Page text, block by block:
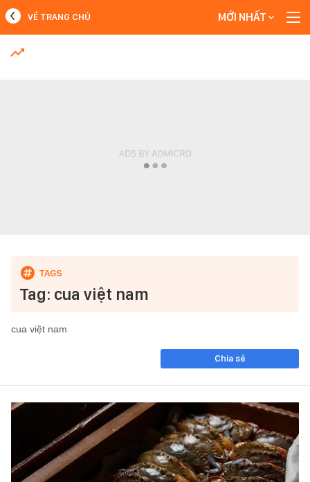
MỚI NHẤT
VỀ TRANG CHỦ MỚI NHẤT
Tag: cua việt nam
cua việt nam
Chia sẻ